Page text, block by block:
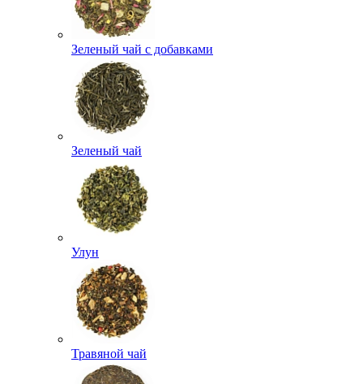
Зеленый чай с добавками
Зеленый чай
Улун
Травяной чай